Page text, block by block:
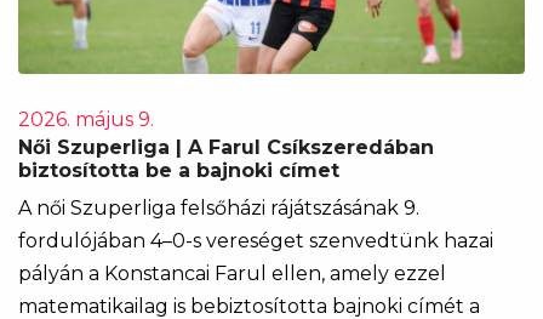
2026. május 9.
Női Szuperliga | A Farul Csíkszeredában
biztosította be a bajnoki címet
A női Szuperliga felsőházi rájátszásának 9.
fordulójában 4–0-s vereséget szenvedtünk hazai
pályán a Konstancai Farul ellen, amely ezzel
matematikailag is bebiztosította bajnoki címét a